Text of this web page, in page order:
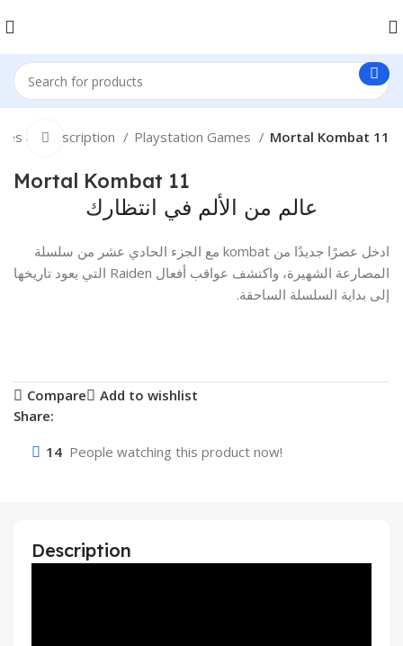
& Subscription Playstation Games Mortal Kombat 11
Click to enlarge
Mortal Kombat 11
عالم من الألم في انتظارك
ادخل عصرًا جديدًا من kombat مع الجزء الحادي عشر من سلسلة
المصارعة الشهيرة، واكتشف عواقب أفعال Raiden التي يعود تاريخها
إلى بداية السلسلة الساحقة.
Compare
Add to wishlist
Share:
14 People watching this product now!
Description